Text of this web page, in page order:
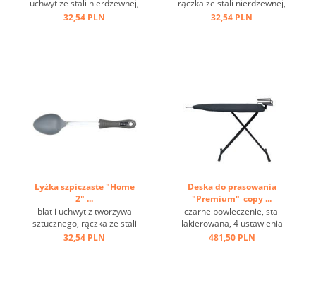
uchwyt ze stali nierdzewnej,
oczko do zawieszania ...
32,54 PLN
rączka ze stali nierdzewnej,
uchwyt tworzywo sztuczne,
32,54 PLN
Łyżka szpiczaste "Home
2" ...
blat i uchwyt z tworzywa
sztucznego, rączka ze stali
nierdzewnej, oczko do
32,54 PLN
Deska do prasowania
"Premium"_copy ...
czarne powleczenie, stal
lakierowana, 4 ustawienia
wysokości, haczyk do
481,50 PLN